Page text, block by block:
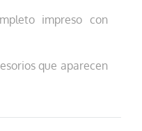
impreso con
que aparecen